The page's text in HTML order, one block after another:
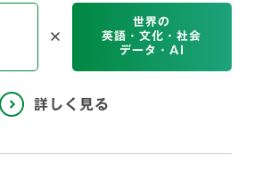
世界の
英語・文化・社会
データ・AI